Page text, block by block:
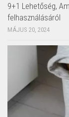
9+1 Lehetőség,
felhasználásáról
MÁJUS 20, 2024